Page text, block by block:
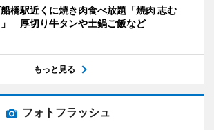
橋駅近くに焼き肉食べ放題「焼肉 志む
」 厚切り牛タンや土鍋ご飯など
もっと見る
フォトフラッシュ